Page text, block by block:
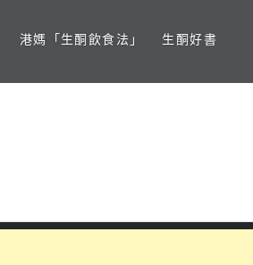
港媽「生酮飲食法」 生酮好書